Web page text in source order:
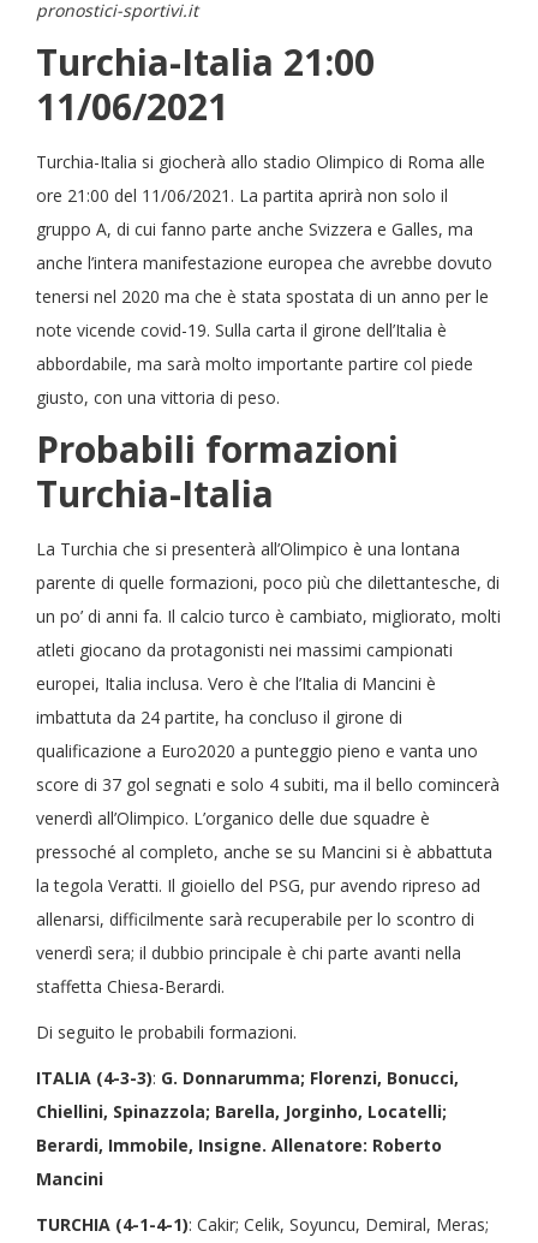
pronostici-sportivi.it
Turchia-Italia 21:00
11/06/2021
Turchia-Italia si giocherà allo stadio Olimpico di Roma alle
ore 21:00 del 11/06/2021. La partita aprirà non solo il
gruppo A, di cui fanno parte anche Svizzera e Galles, ma
anche l’intera manifestazione europea che avrebbe dovuto
tenersi nel 2020 ma che è stata spostata di un anno per le
note vicende covid-19. Sulla carta il girone dell’Italia è
abbordabile, ma sarà molto importante partire col piede
giusto, con una vittoria di peso.
Probabili formazioni
Turchia-Italia
La Turchia che si presenterà all’Olimpico è una lontana
parente di quelle formazioni, poco più che dilettantesche, di
un po’ di anni fa. Il calcio turco è cambiato, migliorato, molti
atleti giocano da protagonisti nei massimi campionati
europei, Italia inclusa. Vero è che l’Italia di Mancini è
imbattuta da 24 partite, ha concluso il girone di
qualificazione a Euro2020 a punteggio pieno e vanta uno
score di 37 gol segnati e solo 4 subiti, ma il bello comincerà
venerdì all’Olimpico. L’organico delle due squadre è
pressoché al completo, anche se su Mancini si è abbattuta
la tegola Veratti. Il gioiello del PSG, pur avendo ripreso ad
allenarsi, difficilmente sarà recuperabile per lo scontro di
venerdì sera; il dubbio principale è chi parte avanti nella
staffetta Chiesa-Berardi.
Di seguito le probabili formazioni.
ITALIA (4-3-3): G. Donnarumma; Florenzi, Bonucci,
Chiellini, Spinazzola; Barella, Jorginho, Locatelli;
Berardi, Immobile, Insigne. Allenatore: Roberto
Mancini
TURCHIA (4-1-4-1): Cakir; Celik, Soyuncu, Demiral, Meras;